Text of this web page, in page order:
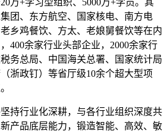
团、东方航空、国家核电、南方电
乡鸡餐饮、方太、老娘舅餐饮等在内
400余家行业头部企业，2000余家行
务总局、中国海关总署、国家统计局
浙政钉）等省厅级10余个超大型项
持行业化深耕，与各行业组织深度共
产品底层能力，锻造智能、高效、敏